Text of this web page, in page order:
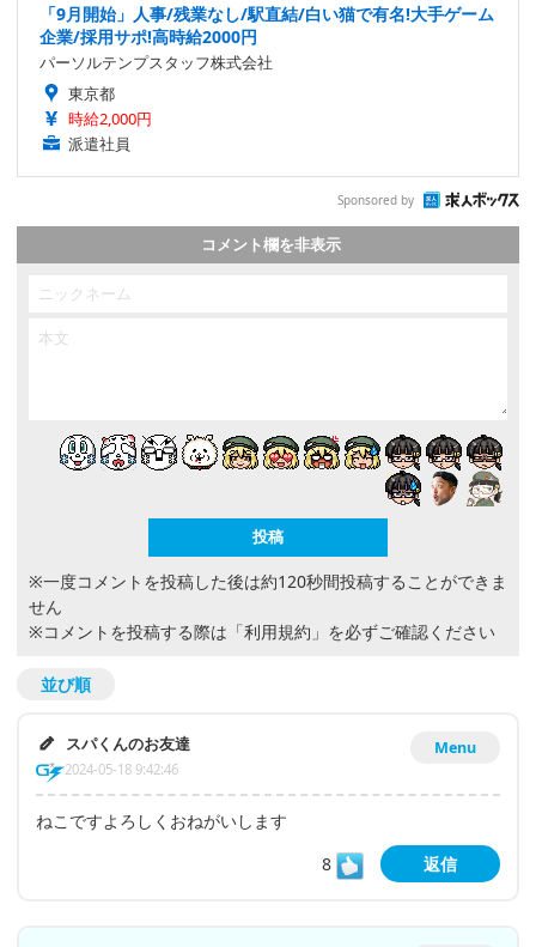
「9月開始」人事/残業なし/駅直結/白い猫で有名!大手ゲーム
企業/採用サポ!高時給2000円
パーソルテンプスタッフ株式会社
東京都
時給2,000円
派遣社員
Sponsored by
コメント欄を非表示
※一度コメントを投稿した後は約120秒間投稿することができま
せん
※コメントを投稿する際は 「利用規約」 を必ずご確認ください
並び順
Menu
スパくんのお友達
2024-05-18 9:42:46
ねこですよろしくおねがいします
8
返信